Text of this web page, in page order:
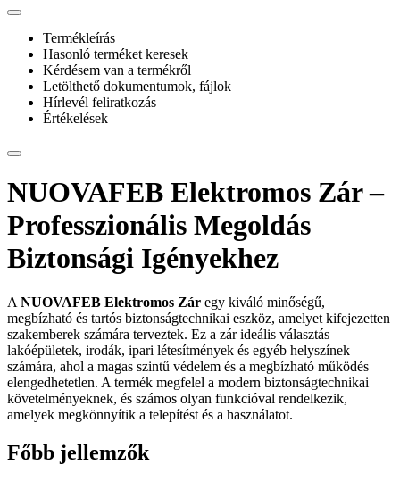
Termékleírás
Hasonló terméket keresek
Kérdésem van a termékről
Letölthető dokumentumok, fájlok
Hírlevél feliratkozás
Értékelések
NUOVAFEB Elektromos Zár –
Professzionális Megoldás
Biztonsági Igényekhez
A NUOVAFEB Elektromos Zár egy kiváló minőségű,
megbízható és tartós biztonságtechnikai eszköz, amelyet kifejezetten
szakemberek számára terveztek. Ez a zár ideális választás
lakóépületek, irodák, ipari létesítmények és egyéb helyszínek
számára, ahol a magas szintű védelem és a megbízható működés
elengedhetetlen. A termék megfelel a modern biztonságtechnikai
követelményeknek, és számos olyan funkcióval rendelkezik,
amelyek megkönnyítik a telepítést és a használatot.
Főbb jellemzők